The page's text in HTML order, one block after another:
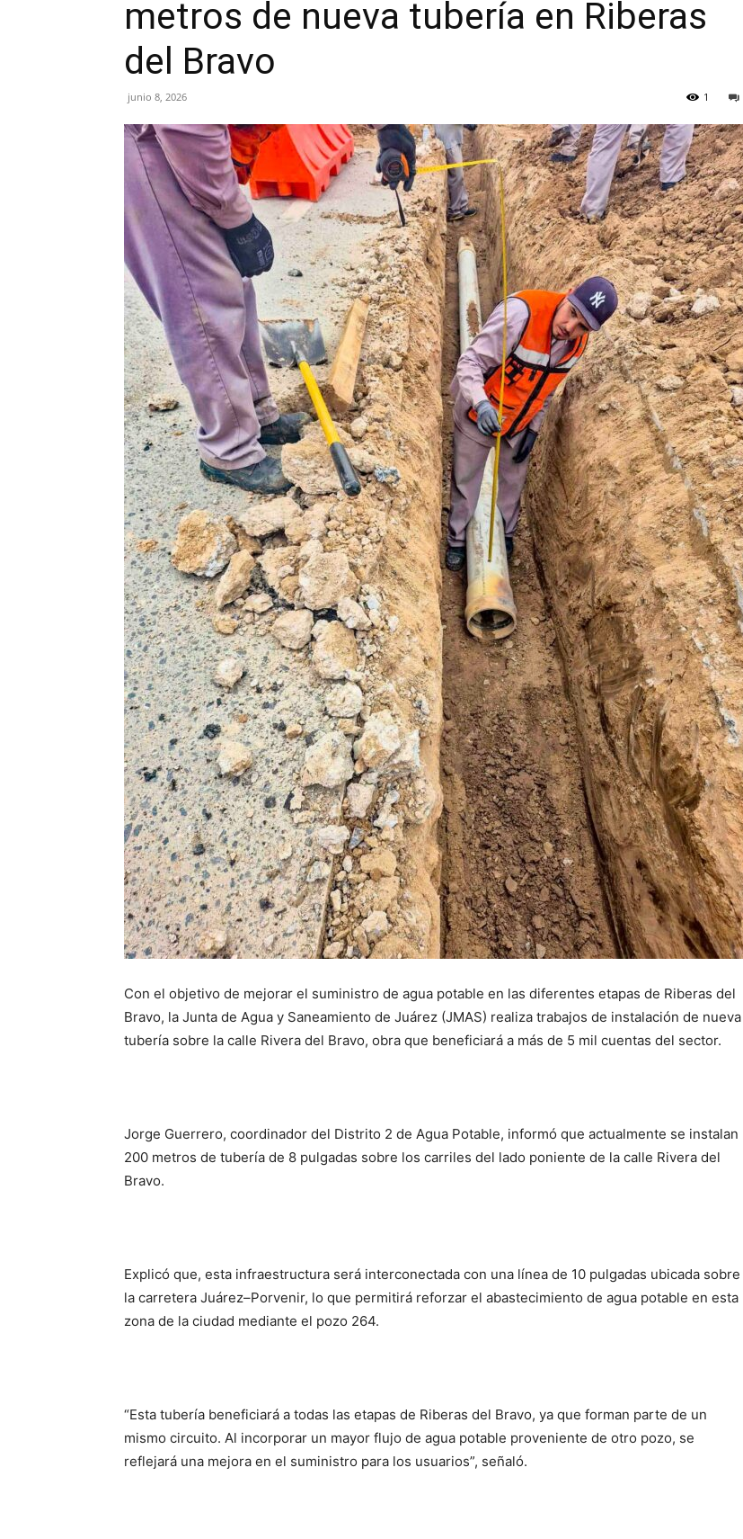
Chihuahua
metros de nueva tubería en Riberas
del Bravo
junio 8, 2026 1
Con el objetivo de mejorar el suministro de agua potable en las diferentes etapas de Riberas del
Bravo, la Junta de Agua y Saneamiento de Juárez (JMAS) realiza trabajos de instalación de nueva
tubería sobre la calle Rivera del Bravo, obra que beneficiará a más de 5 mil cuentas del sector.
Jorge Guerrero, coordinador del Distrito 2 de Agua Potable, informó que actualmente se instalan
200 metros de tubería de 8 pulgadas sobre los carriles del lado poniente de la calle Rivera del
Bravo.
Explicó que, esta infraestructura será interconectada con una línea de 10 pulgadas ubicada sobre
la carretera Juárez–Porvenir, lo que permitirá reforzar el abastecimiento de agua potable en esta
zona de la ciudad mediante el pozo 264.
“Esta tubería beneficiará a todas las etapas de Riberas del Bravo, ya que forman parte de un
mismo circuito. Al incorporar un mayor flujo de agua potable proveniente de otro pozo, se
reflejará una mejora en el suministro para los usuarios”, señaló.